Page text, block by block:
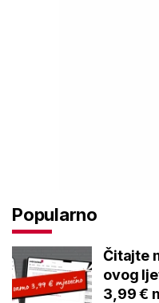
Popularno
Čitajte
ovog
3,99 €